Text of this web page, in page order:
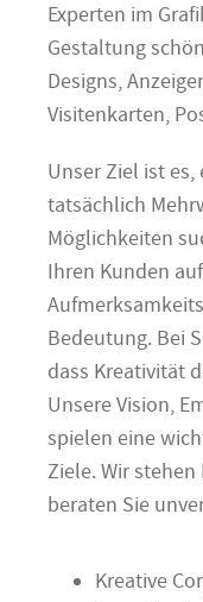
Experten im
Gestaltung
Designs,
Visitenkarten,
Unser Ziel ist
tatsächlich
Möglichkeiten
Ihren Kunden
Bedeutung. Bei
dass Kreativität
Unsere Vision,
spielen eine
Ziele. Wir
beraten Sie
Kreative